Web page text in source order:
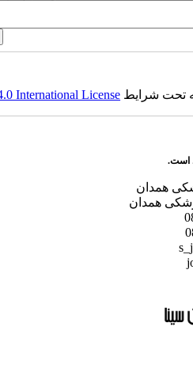
تحت شرایط International License
است.
همدان
همدان